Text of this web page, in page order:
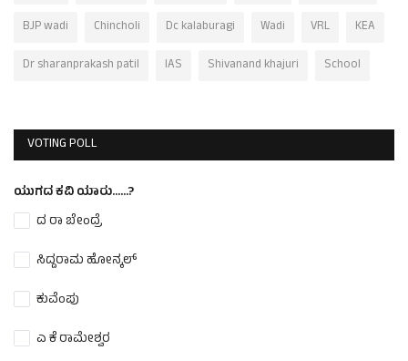
BJP wadi
Chincholi Dc kalaburagi Wadi VRL
KEA
Dr sharanprakash patil
IAS Shivanand khajuri School
VOTING POLL
ಯುಗದ ಕವಿ ಯಾರು......?
ದ ರಾ ಬೇಂದ್ರೆ
ಸಿದ್ದರಾಮ ಹೋನ್ಕಲ್
ಕುವೆಂಪು
ಎ ಕೆ ರಾಮೇಶ್ವರ